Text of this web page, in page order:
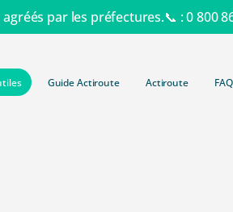
par les préfectures.📞 :0 800
Guide Actiroute Actiroute FAQ